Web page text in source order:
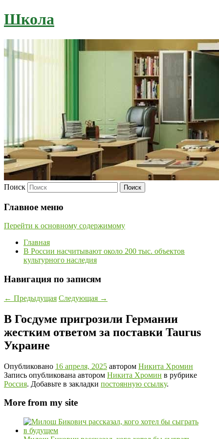
Школа
Поиск
Главное меню
Перейти к основному содержимому
Главная
В России насчитывают около 200 тыс. объектов
культурного наследия
Навигация по записям
← Предыдущая Следующая →
В Госдуме пригрозили Германии
жестким ответом за поставки Taurus
Украине
Опубликовано 16 апреля, 2025 автором Никита Хромин
Запись опубликована автором Никита Хромин в рубрике
Россия. Добавьте в закладки постоянную ссылку.
More from my site